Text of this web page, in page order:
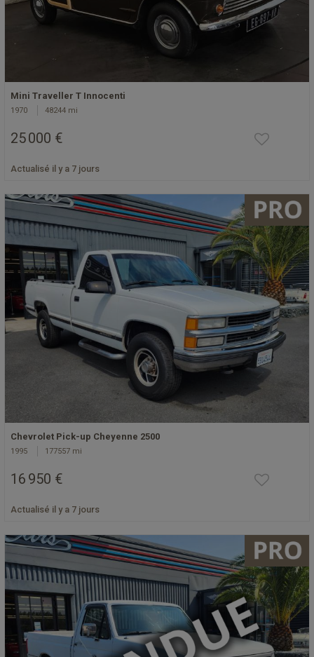
Mini Traveller T Innocenti
1970 48244 mi
25 000 €
Actualisé il y a 7 jours
Chevrolet Pick-up Cheyenne 2500
1995 177557 mi
16 950 €
Actualisé il y a 7 jours